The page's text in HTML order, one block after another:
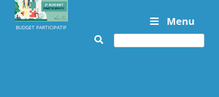
BUDGET PARTICIPATIF Menu